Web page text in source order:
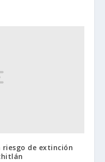
riesgo de extinción